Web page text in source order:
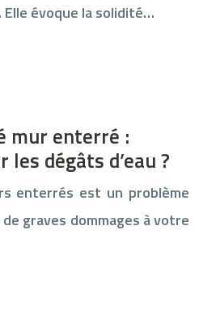
évoque la solidité…
mur enterré :
dégâts d’eau ?
enterrés est un problème
graves dommages à votre